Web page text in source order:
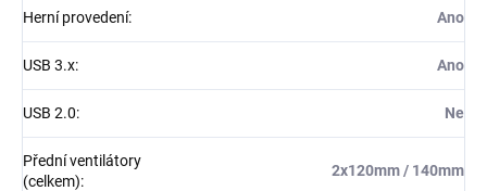
Herní provedení: Ano
USB 3.x: Ano
USB 2.0: Ne
Přední ventilátory
(celkem):
2x120mm / 140mm